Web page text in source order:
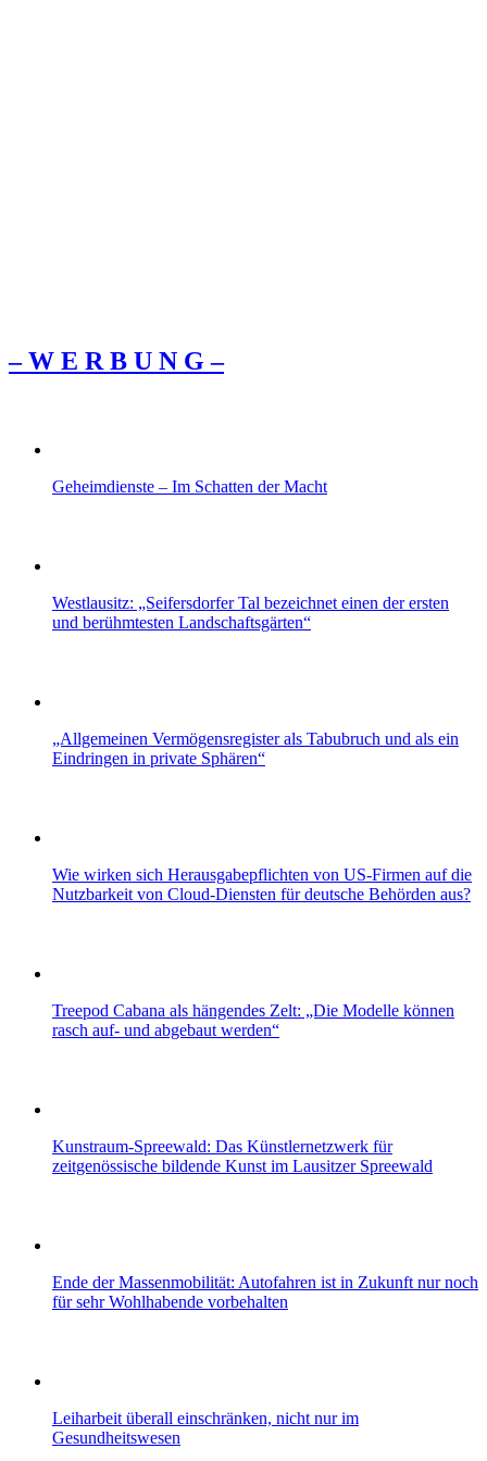
– W Ε R Β U Ν G –
Geheimdienste – Im Schatten der Macht
Westlausitz: „Seifersdorfer Tal bezeichnet einen der ersten
und berühmtesten Landschaftsgärten“
„Allgemeinen Vermögensregister als Tabubruch und als ein
Eindringen in private Sphären“
Wie wirken sich Herausgabepflichten von US-Firmen auf die
Nutzbarkeit von Cloud-Diensten für deutsche Behörden aus?
Treepod Cabana als hängendes Zelt: „Die Modelle können
rasch auf- und abgebaut werden“
Kunstraum-Spreewald: Das Künstlernetzwerk für
zeitgenössische bildende Kunst im Lausitzer Spreewald
Ende der Massenmobilität: Autofahren ist in Zukunft nur noch
für sehr Wohlhabende vorbehalten
Leiharbeit überall einschränken, nicht nur im
Gesundheitswesen